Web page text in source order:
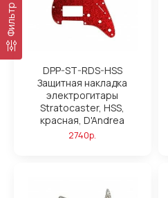
Фильтр
DPP-ST-RDS-HSS
Защитная накладка
электрогитары
Stratocaster, HSS,
красная, D'Andrea
2740р.